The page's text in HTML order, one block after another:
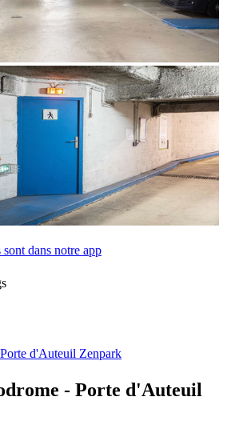
dans notre app
d'Auteuil Zenpark
- Porte d'Auteuil